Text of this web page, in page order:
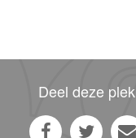
Deel deze plek